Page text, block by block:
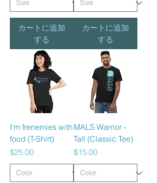
カートに追加
する
カートに追加
する
I'm frenemies with
food (T-Shirt)
価格
$25.00
MALS Warrior -
Tall (Classic Tee)
価格
$15.00